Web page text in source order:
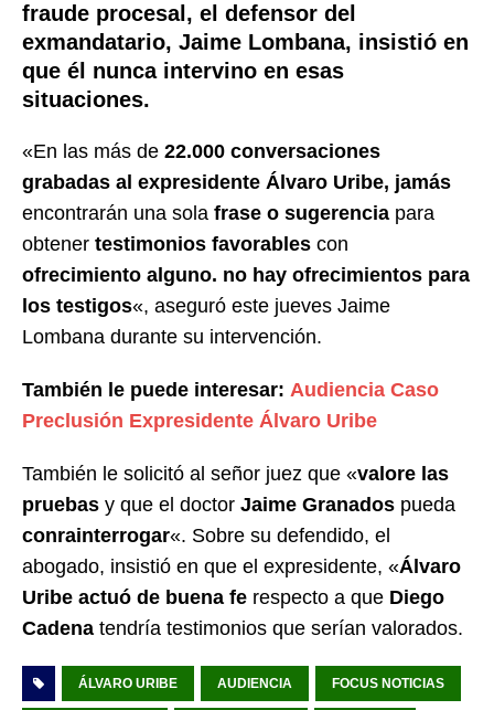
fraude procesal, el defensor del
exmandatario, Jaime Lombana, insistió en
que él nunca intervino en esas
situaciones.
«En las más de 22.000 conversaciones
grabadas al expresidente Álvaro Uribe, jamás
encontrarán una sola frase o sugerencia para
obtener testimonios favorables con
ofrecimiento alguno. no hay ofrecimientos para
los testigos«, aseguró este jueves Jaime
Lombana durante su intervención.
También le puede interesar: Audiencia Caso
Preclusión Expresidente Álvaro Uribe
También le solicitó al señor juez que «valore las
pruebas y que el doctor Jaime Granados pueda
conrainterrogar«. Sobre su defendido, el
abogado, insistió en que el expresidente, «Álvaro
Uribe actuó de buena fe respecto a que Diego
Cadena tendría testimonios que serían valorados.
ÁLVARO URIBE AUDIENCIA FOCUS NOTICIAS